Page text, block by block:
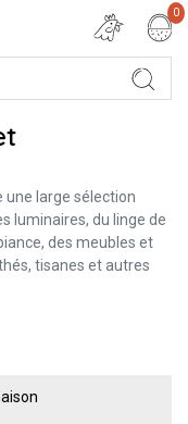
0
large sélection
luminaires, du linge de
des meubles et
tisanes et autres